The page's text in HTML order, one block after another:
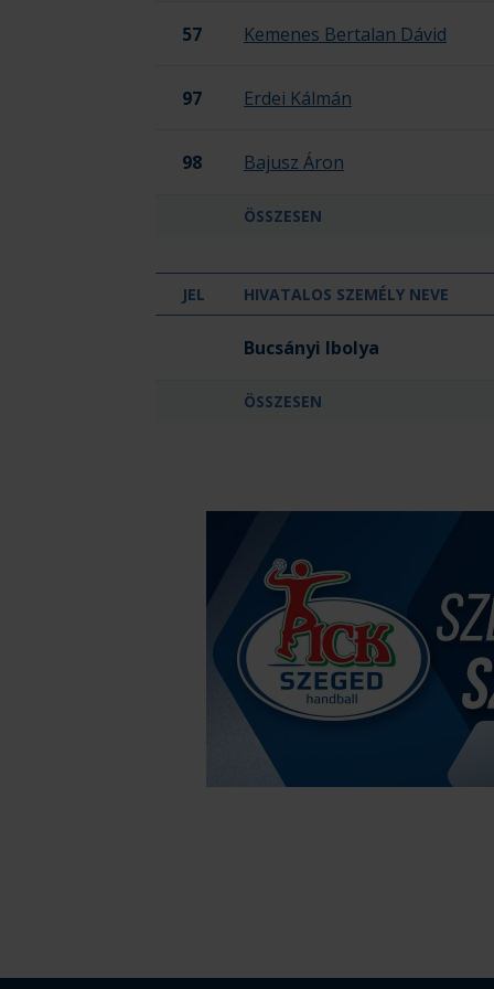
57 Kemenes Bertalan Dávid
97 Erdei Kálmán
98 Bajusz Áron
ÖSSZESEN
JEL HIVATALOS SZEMÉLY NEVE
Bucsányi Ibolya
ÖSSZESEN